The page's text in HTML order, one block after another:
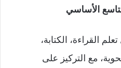
الأساسي
القراءة، الكتابة،
مع التركيز على